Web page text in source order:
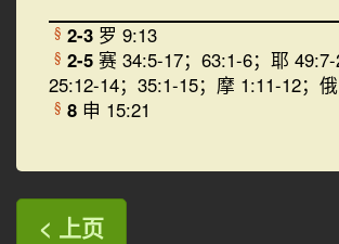
§ 2-3 罗 9:13
§ 2-5 赛 34:5-17；63:1-6；耶
25:12-14；35:1-15；摩 1:11-12；
§ 8 申 15:21
< 上页